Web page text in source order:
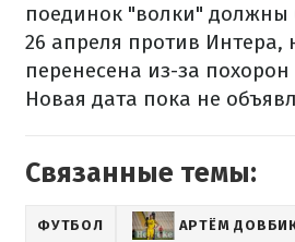
поединок "волки" должны
26 апреля против Интера,
перенесена из-за
Новая дата пока не
Связанные темы:
ФУТБОЛ АРТЁМ